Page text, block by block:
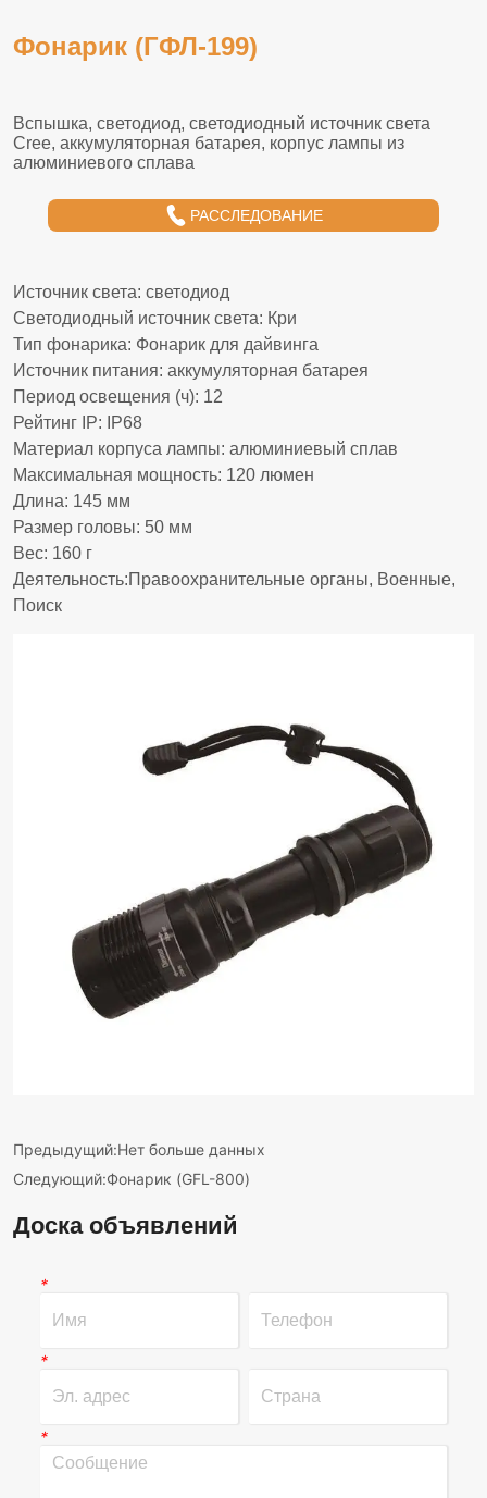
Фонарик (ГФЛ-199)
РАССЛЕДОВАНИЕ
Предыдущий:Нет больше данных
Следующий:Фонарик (GFL-800)
Доска объявлений
*
*
*